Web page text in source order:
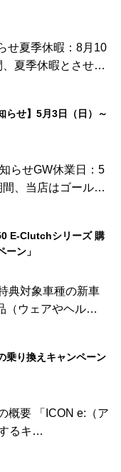
せ夏季休暇：8月10
、夏季休暇とさせ…
らせ】5月3日（日）～
らせGW休業日：5
間、当店はゴール…
E-Clutchシリーズ 購
ーン」
典対象車種の新車
（ウェアやヘル…
乗り換えキャンペーン
概要 「ICON e:（ア
るキ…